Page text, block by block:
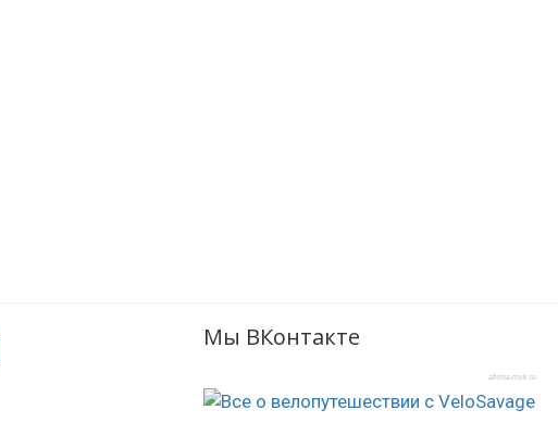
Мы ВКонтакте
afisha-msk.ru